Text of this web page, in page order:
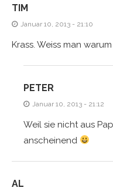
TIM
Januar 10, 2013 - 21:10
Krass. Weiss man
PETER
Januar 10, 2013 - 21:12
Weil sie nicht aus
anscheinend
AL